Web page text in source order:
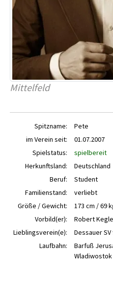
Mittelfeld
Spitzname:
Pete
im Verein seit:
01.07.2007
Spielstatus:
spielbereit
Herkunftsland:
Deutschland
Beruf:
Student
Familienstand:
verliebt
Größe / Gewicht:
173 cm / 69
Vorbild(er):
Robert
Lieblingsverein(e):
Dessauer SV
Laufbahn:
Barfuß
Wladiwostok